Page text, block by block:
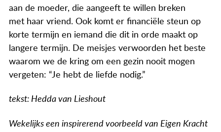
aan de moeder, die aangeeft te willen breken
met haar vriend. Ook komt er financiële steun op
korte termijn en iemand die dit in orde maakt op
langere termijn. De meisjes verwoorden het beste
waarom we de kring om een gezin nooit mogen
vergeten: “Je hebt de liefde nodig.”
tekst: Hedda van Lieshout
Wekelijks een inspirerend voorbeeld van Eigen Kracht